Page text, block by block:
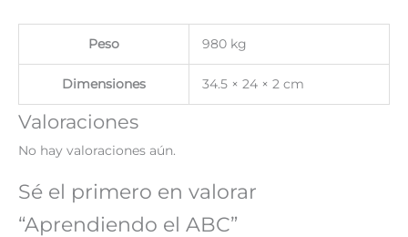
Peso 980 kg
Dimensiones 34.5 × 24 × 2 cm
Valoraciones
No hay valoraciones aún.
Sé el primero en valorar
“Aprendiendo el ABC”